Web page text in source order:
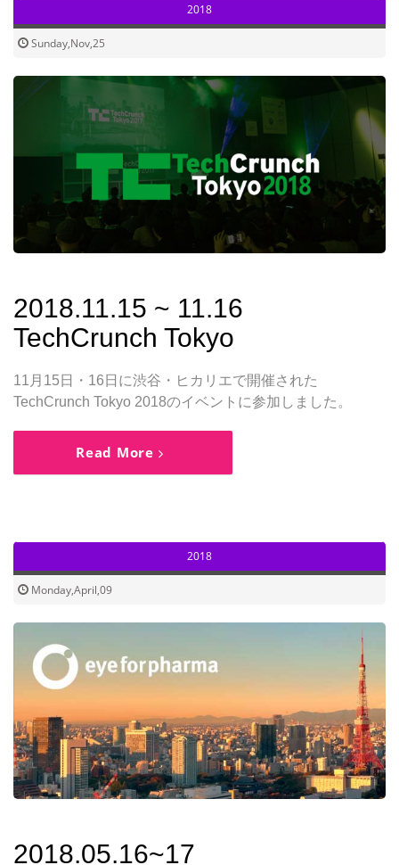
2018
Sunday,Nov,25
2018.11.15 ~ 11.16
TechCrunch Tokyo
11月15日・16日に渋谷・ヒカリエで開催された
TechCrunch Tokyo 2018のイベントに参加しました。
Read More
2018
Monday,April,09
2018.05.16~17